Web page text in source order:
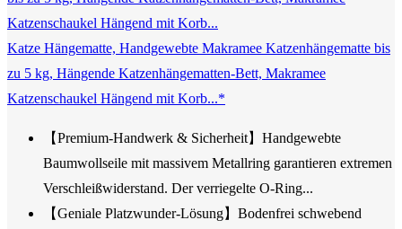
Katze Hängematte, Handgewebte Makramee Katzenhängematte bis
zu 5 kg, Hängende Katzenhängematten-Bett, Makramee
Katzenschaukel Hängend mit Korb...*
【Premium-Handwerk & Sicherheit】Handgewebte
Baumwollseile mit massivem Metallring garantieren extremen
Verschleißwiderstand. Der verriegelte O-Ring...
【Geniale Platzwunder-Lösung】Bodenfrei schwebend